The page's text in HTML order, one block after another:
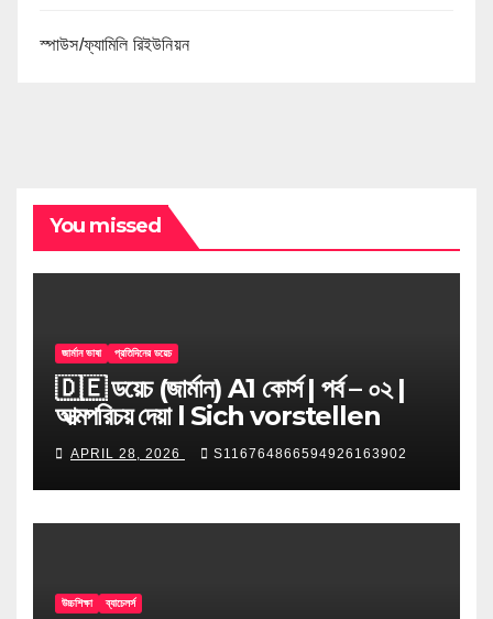
স্পাউস/ফ্যামিলি রিইউনিয়ন
You missed
জার্মান ভাষা প্রতিদিনের ডয়েচ
🇩🇪 ডয়েচ (জার্মান) A1 কোর্স | পর্ব – ০২ |
আত্মপরিচয় দেয়া l Sich vorstellen
APRIL 28, 2026 S116764866594926163902
উচ্চশিক্ষা ব্যাচেলর্স